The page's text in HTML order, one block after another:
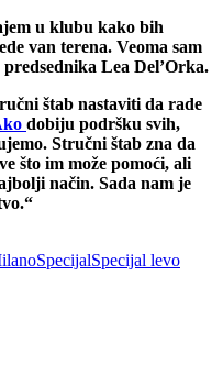
u klubu kako bih
van terena. Veoma sam
Lea Del’Orka.
štab nastaviti da rade
dobiju podršku svih,
Stručni štab zna da
što im može pomoći, ali
način. Sada nam je
SpecijalSpecijal levo